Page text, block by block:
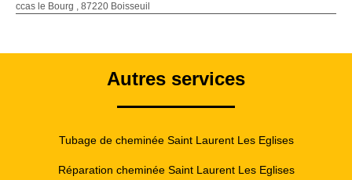
ccas le Bourg , 87220 Boisseuil
Autres services
Tubage de cheminée Saint Laurent Les Eglises
Réparation cheminée Saint Laurent Les Eglises